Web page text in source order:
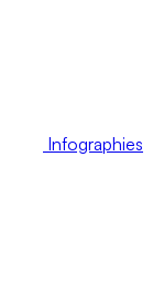
Infographies